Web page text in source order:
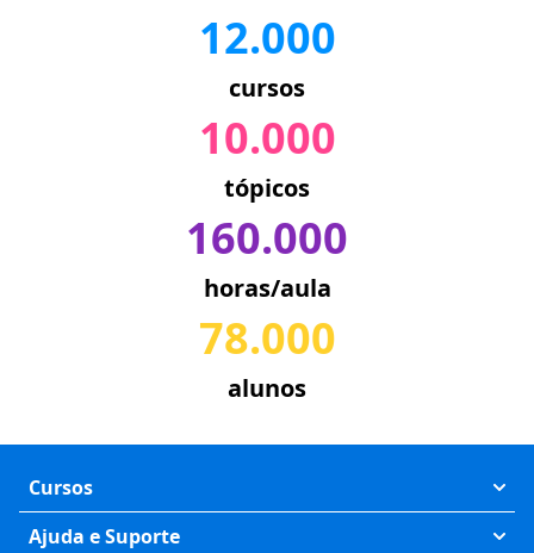
12.000
cursos
10.000
tópicos
160.000
horas/aula
78.000
alunos
Cursos
Exatas
Ajuda e Suporte